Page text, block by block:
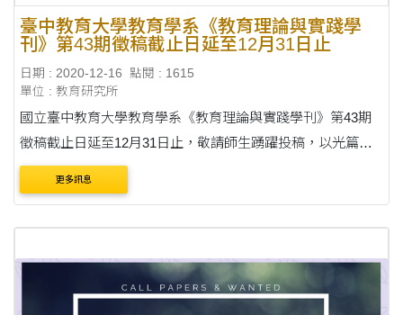
臺中教育大學教育學系《教育理論與實踐學
刊》第43期徵稿截止日延至12月31日止
日期 : 2020-12-16
點閱 : 1615
單位 : 教育研究所
國立臺中教育大學教育學系《教育理論與實踐學刊》第43期
徵稿截止日延至12月31日止，敬請師生踴躍投稿，以光篇
幅。 說明： 《教育理論與實踐學刊》第43期徵稿截止日延至
民國109年12月31日截稿，預計民國110年6月下旬出刊....
更多訊息